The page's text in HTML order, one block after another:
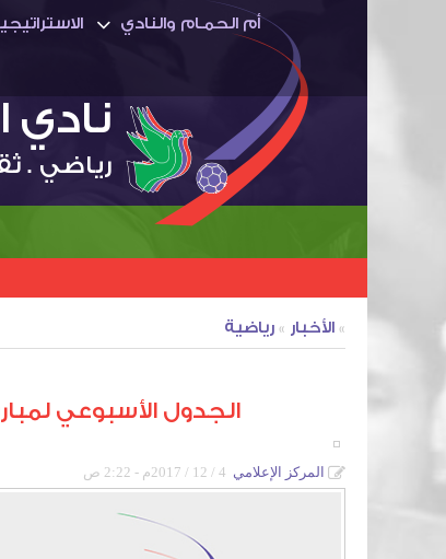
أم الحمـام والنادي
نادي
رياضي .
» الأخبار » رياضية
الجدول الأسبوعي لمباريات
المركز الإعلامي 4 / 12 / 2017م - 2:22 ص